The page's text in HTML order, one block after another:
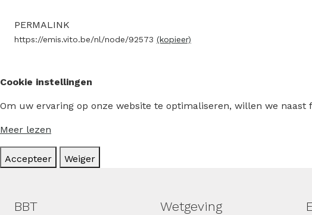
PERMALINK
https://emis.vito.be/nl/node/92573 (kopieer)
Cookie instellingen
Om uw ervaring op onze website te optimaliseren, willen we
Meer lezen
Accepteer Weiger
Hoofdmenu
BBT Wetgeving